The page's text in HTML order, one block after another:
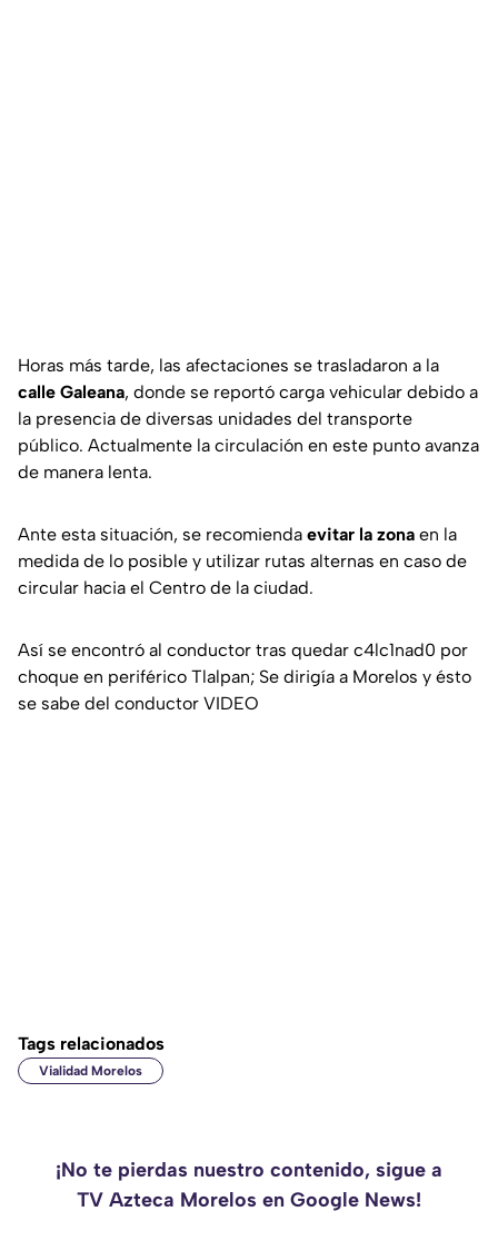
Horas más tarde, las afectaciones se trasladaron a la
calle Galeana, donde se reportó carga vehicular debido a
la presencia de diversas unidades del transporte
público. Actualmente la circulación en este punto avanza
de manera lenta.
Ante esta situación, se recomienda evitar la zona en la
medida de lo posible y utilizar rutas alternas en caso de
circular hacia el Centro de la ciudad.
Así se encontró al conductor tras quedar c4lc1nad0 por
choque en periférico Tlalpan; Se dirigía a Morelos y ésto
se sabe del conductor VIDEO
Tags relacionados
Vialidad Morelos
¡No te pierdas nuestro contenido, sigue a
TV Azteca Morelos en Google News!